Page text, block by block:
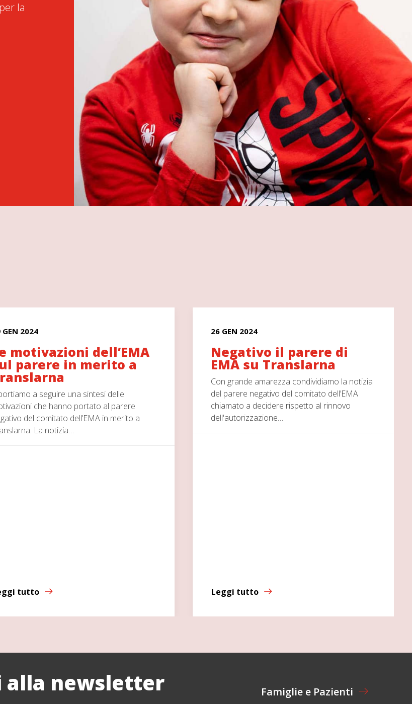
la
GEN 2024
motivazioni dell’EMA
parere in merito a
a seguire una sintesi delle
che hanno portato al parere
del comitato dell’EMA in merito a
La notizia…
tutto
26 GEN 2024
Negativo il parere di
EMA su Translarna
Con grande amarezza condividiamo la notizia
del parere negativo del comitato dell’EMA
chiamato a decidere rispetto al rinnovo
dell'autorizzazione…
Leggi tutto
newsletter Famiglie e Pazienti